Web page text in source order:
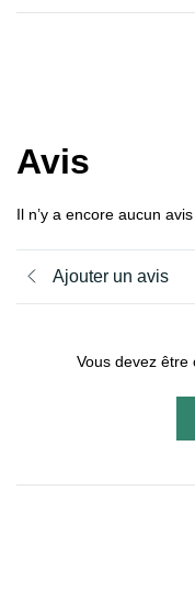
Avis
Il n’y a encore aucun avis
Ajouter un avis
Vous devez être